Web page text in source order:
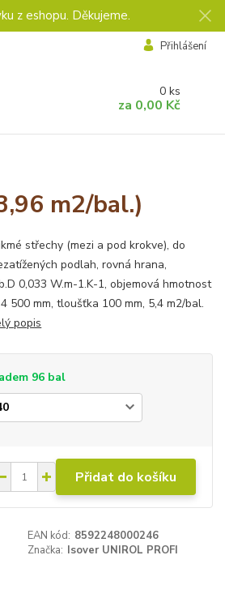
z eshopu. Děkujeme.
Přihlášení
0 ks
za 0,00 Kč
m2/bal.)
střechy (mezi a pod krokve), do
podlah, rovná hrana,
0,033 W.m-1.K-1, objemová hmotnost
500 mm, tloušťka 100 mm, 5,4 m2/bal.
popis
96 bal
Přidat do košíku
EAN kód: 8592248000246
Značka: Isover UNIROL PROFI